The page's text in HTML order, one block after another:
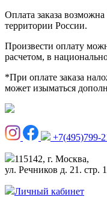
Оплата заказа
территории России.
Произвести оплату
расчетом, в
*При оплате заказа
может изыматься
+7(495)799-
115142, г. Москва,
ул. Речников д. 21. стр. 1
Личный кабинет